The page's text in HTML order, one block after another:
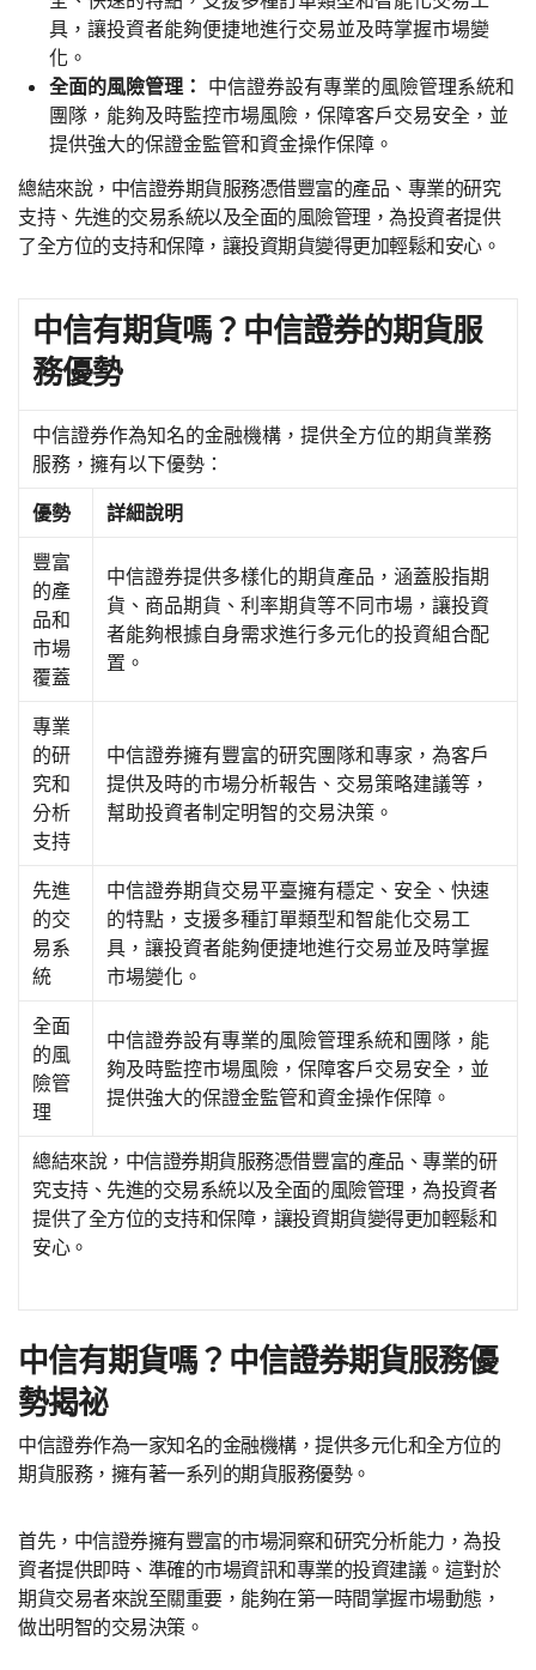
具，讓投資者能夠便捷地進行交易並及時掌握市場變
化。
全面的風險管理： 中信證券設有專業的風險管理系統和
團隊，能夠及時監控市場風險，保障客戶交易安全，並
提供強大的保證金監管和資金操作保障。
總結來說，中信證券期貨服務憑借豐富的產品、專業的研究
支持、先進的交易系統以及全面的風險管理，為投資者提供
了全方位的支持和保障，讓投資期貨變得更加輕鬆和安心。
中信有期貨嗎？中信證券的期貨服
務優勢
中信證券作為知名的金融機構，提供全方位的期貨業務
服務，擁有以下優勢：
優勢 詳細說明
豐富
的產
品和
市場
覆蓋
中信證券提供多樣化的期貨產品，涵蓋股指期
貨、商品期貨、利率期貨等不同市場，讓投資
者能夠根據自身需求進行多元化的投資組合配
置。
專業
的研
究和
分析
支持
中信證券擁有豐富的研究團隊和專家，為客戶
提供及時的市場分析報告、交易策略建議等，
幫助投資者制定明智的交易決策。
先進
的交
易系
統
中信證券期貨交易平臺擁有穩定、安全、快速
的特點，支援多種訂單類型和智能化交易工
具，讓投資者能夠便捷地進行交易並及時掌握
市場變化。
全面
的風
險管
理
中信證券設有專業的風險管理系統和團隊，能
夠及時監控市場風險，保障客戶交易安全，並
提供強大的保證金監管和資金操作保障。
總結來說，中信證券期貨服務憑借豐富的產品、專業的研
究支持、先進的交易系統以及全面的風險管理，為投資者
提供了全方位的支持和保障，讓投資期貨變得更加輕鬆和
安心。
中信有期貨嗎？中信證券期貨服務優
勢揭祕
中信證券作為一家知名的金融機構，提供多元化和全方位的
期貨服務，擁有著一系列的期貨服務優勢。
首先，中信證券擁有豐富的市場洞察和研究分析能力，為投
資者提供即時、準確的市場資訊和專業的投資建議。這對於
期貨交易者來說至關重要，能夠在第一時間掌握市場動態，
做出明智的交易決策。